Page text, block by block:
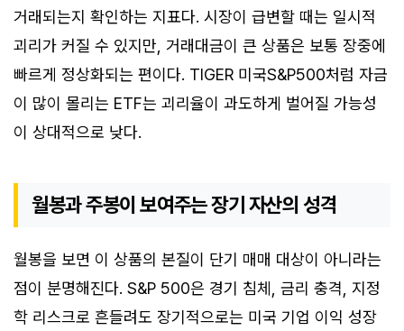
거래되는지 확인하는 지표다. 시장이 급변할 때는 일시적
괴리가 커질 수 있지만, 거래대금이 큰 상품은 보통 장중에
빠르게 정상화되는 편이다. TIGER 미국S&P500처럼 자금
이 많이 몰리는 ETF는 괴리율이 과도하게 벌어질 가능성
이 상대적으로 낮다.
월봉과 주봉이 보여주는 장기 자산의 성격
월봉을 보면 이 상품의 본질이 단기 매매 대상이 아니라는
점이 분명해진다. S&P 500은 경기 침체, 금리 충격, 지정
학 리스크로 흔들려도 장기적으로는 미국 기업 이익 성장